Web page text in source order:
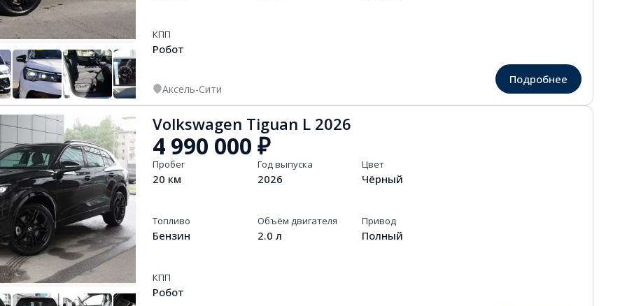
+13
КПП
Робот
Аксель-Сити
Подробнее
Volkswagen Tiguan L 2026
4 990 000 ₽
Пробег
20 км
Год выпуска
2026
Цвет
Чёрный
Топливо
Бензин
Объём двигателя
2.0 л
Привод
Полный
КПП
Робот